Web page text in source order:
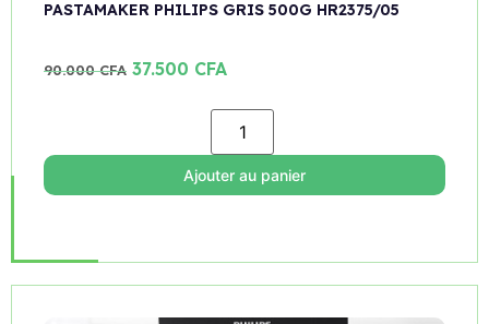
PASTAMAKER PHILIPS GRIS 500G HR2375/05
90.000CFA 37.500 CFA
Ajouter au panier